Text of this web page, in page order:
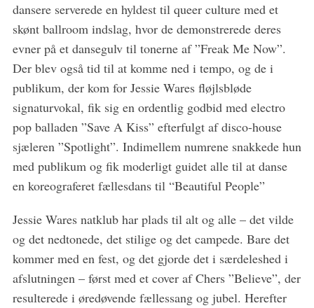
dansere serverede en hyldest til queer culture med et
skønt ballroom indslag, hvor de demonstrerede deres
evner på et dansegulv til tonerne af ”Freak Me Now”.
Der blev også tid til at komme ned i tempo, og de i
publikum, der kom for Jessie Wares fløjlsbløde
signaturvokal, fik sig en ordentlig godbid med electro
pop balladen ”Save A Kiss” efterfulgt af disco-house
sjæleren ”Spotlight”. Indimellem numrene snakkede hun
med publikum og fik moderligt guidet alle til at danse
en koreograferet fællesdans til “Beautiful People”
Jessie Wares natklub har plads til alt og alle – det vilde
og det nedtonede, det stilige og det campede. Bare det
kommer med en fest, og det gjorde det i særdeleshed i
afslutningen – først med et cover af Chers ”Believe”, der
resulterede i øredøvende fællessang og jubel. Herefter
o
r
: